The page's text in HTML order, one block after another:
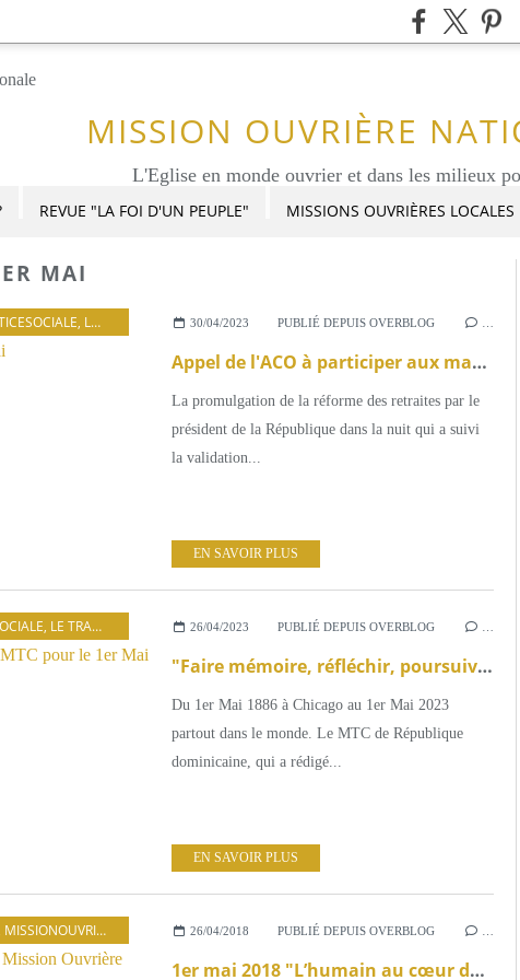
MISSION OUVRIÈRE
L'Eglise en monde ouvrier et dans les milieux
REVUE "LA FOI D'UN PEUPLE" MISSIONS OUVRIÈRES LOCALES
MAI
, LE TRAVAIL MESSAGE DU 1ER MAI,MONDE OUVRIER,MOUVEMENTS
30/04/2023 PUBLIÉ DEPUIS OVERBLOG
Appel de l'ACO à participer aux manifestations du 1er Mai
La promulgation de la réforme des retraites par le
président de la République dans la nuit qui a suivi
la validation...
EN SAVOIR PLUS
, LE TRAVAIL MESSAGE DU 1ER MAI,PAROLE DE MOUVEMENT
26/04/2023 PUBLIÉ DEPUIS OVERBLOG
"Faire mémoire, réfléchir, poursuivre le combat" : Message du MMTC pour le 1er Mai
Du 1er Mai 1886 à Chicago au 1er Mai 2023
partout dans le monde. Le MTC de République
dominicaine, qui a rédigé...
EN SAVOIR PLUS
MISSIONOUVRIÈRE 26/04/2018 PUBLIÉ DEPUIS OVERBLOG
1er mai 2018 "L’humain au cœur du travail", le message de la Mission Ouvrière